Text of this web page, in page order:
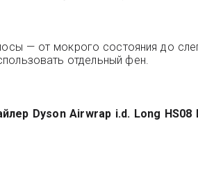
— от мокрого состояния до
отдельный фен.
Dyson Airwrap i.d. Long HS08